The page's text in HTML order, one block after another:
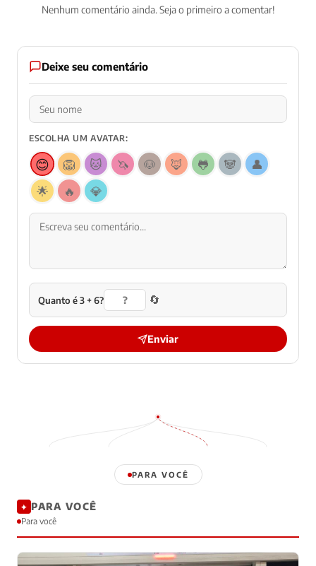
Nenhum comentário ainda. Seja o primeiro a comentar!
Deixe seu comentário
ESCOLHA UM AVATAR:
😊 🦁 🐱 🦄 🐶 🦊 🐸 🐼
👤
🌟
🔥 💎
Quanto é 3 + 6? 🔄
Enviar
PARA VOCÊ
✦ PARA VOCÊ
Para você